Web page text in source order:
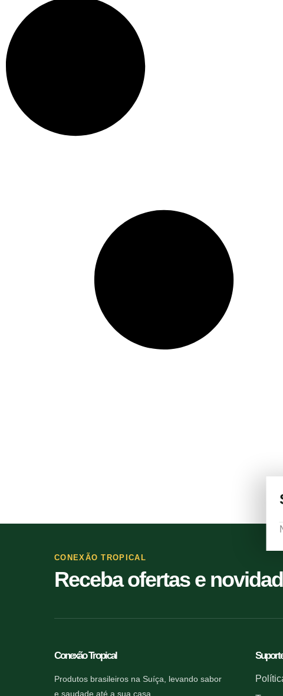
CONEXÃO TROPICAL
Receba ofertas e
Conexão Tropical
Produtos brasileiros na Suíça, levando sabor
e saudade até a sua casa.